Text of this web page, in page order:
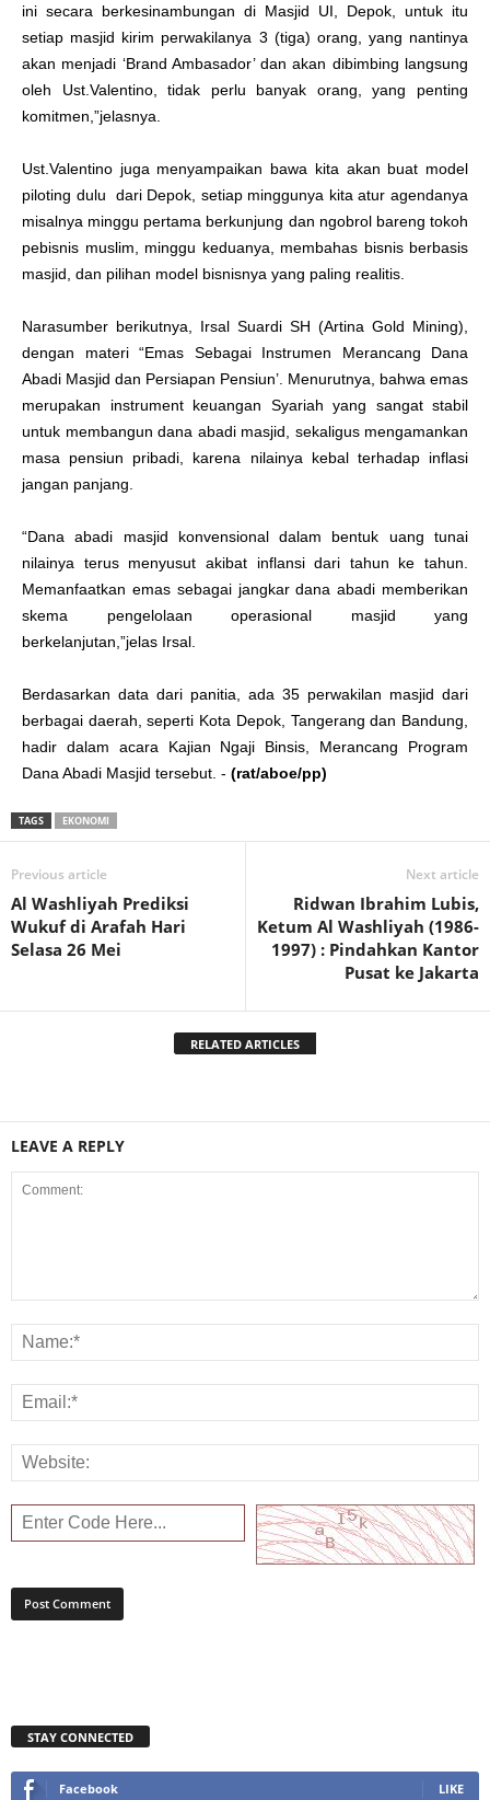
ini secara berkesinambungan di Masjid UI, Depok, untuk itu
setiap masjid kirim perwakilanya 3 (tiga) orang, yang nantinya
akan menjadi ‘Brand Ambasador’ dan akan dibimbing langsung
oleh Ust.Valentino, tidak perlu banyak orang, yang penting
komitmen,”jelasnya.
Ust.Valentino juga menyampaikan bawa kita akan buat model
piloting dulu dari Depok, setiap minggunya kita atur agendanya
misalnya minggu pertama berkunjung dan ngobrol bareng tokoh
pebisnis muslim, minggu keduanya, membahas bisnis berbasis
masjid, dan pilihan model bisnisnya yang paling realitis.
Narasumber berikutnya, Irsal Suardi SH (Artina Gold Mining),
dengan materi “Emas Sebagai Instrumen Merancang Dana
Abadi Masjid dan Persiapan Pensiun’. Menurutnya, bahwa emas
merupakan instrument keuangan Syariah yang sangat stabil
untuk membangun dana abadi masjid, sekaligus mengamankan
masa pensiun pribadi, karena nilainya kebal terhadap inflasi
jangan panjang.
“Dana abadi masjid konvensional dalam bentuk uang tunai
nilainya terus menyusut akibat inflansi dari tahun ke tahun.
Memanfaatkan emas sebagai jangkar dana abadi memberikan
skema pengelolaan operasional masjid yang
berkelanjutan,”jelas Irsal.
Berdasarkan data dari panitia, ada 35 perwakilan masjid dari
berbagai daerah, seperti Kota Depok, Tangerang dan Bandung,
hadir dalam acara Kajian Ngaji Binsis, Merancang Program
Dana Abadi Masjid tersebut. - (rat/aboe/pp)
TAGS EKONOMI
Previous article
Al Washliyah Prediksi
Wukuf di Arafah Hari
Selasa 26 Mei
Next article
Ridwan Ibrahim Lubis,
Ketum Al Washliyah (1986-
1997) : Pindahkan Kantor
Pusat ke Jakarta
RELATED ARTICLES
LEAVE A REPLY
STAY CONNECTED
Facebook LIKE